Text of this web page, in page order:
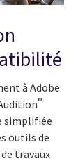
à Adobe
®
simplifiée
outils de
travaux